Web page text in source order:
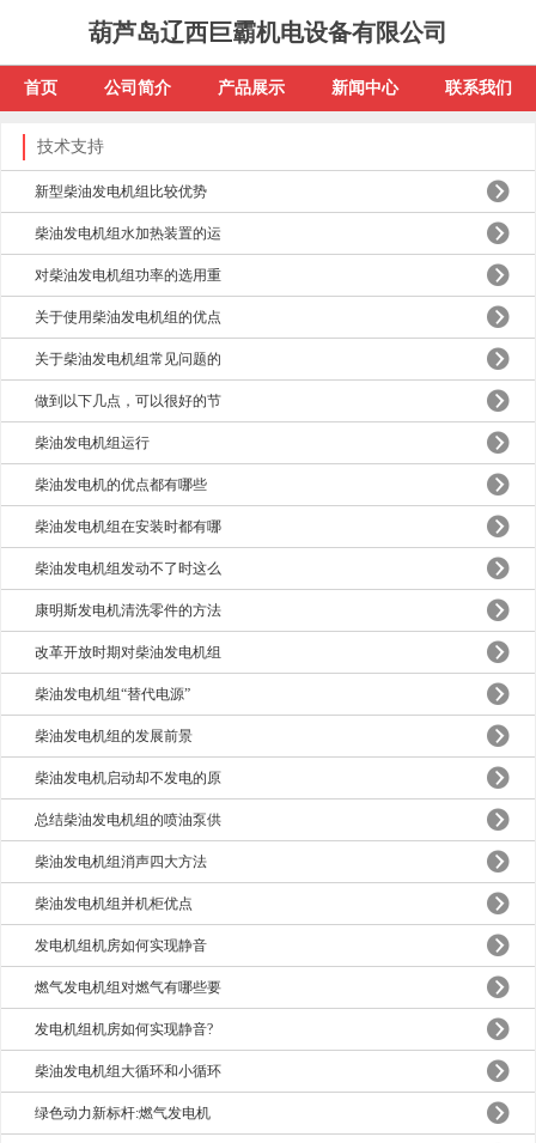
葫芦岛辽西巨霸机电设备有限公司
首页 公司简介 产品展示 新闻中心 联系我们
技术支持
新型柴油发电机组比较优势
柴油发电机组水加热装置的运
对柴油发电机组功率的选用重
关于使用柴油发电机组的优点
关于柴油发电机组常见问题的
做到以下几点，可以很好的节
柴油发电机组运行
柴油发电机的优点都有哪些
柴油发电机组在安装时都有哪
柴油发电机组发动不了时这么
康明斯发电机清洗零件的方法
改革开放时期对柴油发电机组
柴油发电机组“替代电源”
柴油发电机组的发展前景
柴油发电机启动却不发电的原
总结柴油发电机组的喷油泵供
柴油发电机组消声四大方法
柴油发电机组并机柜优点
发电机组机房如何实现静音
燃气发电机组对燃气有哪些要
发电机组机房如何实现静音?
柴油发电机组大循环和小循环
绿色动力新标杆:燃气发电机